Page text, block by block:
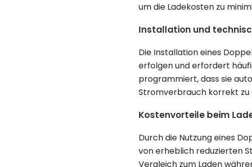
um die Ladekosten zu
Installation und
Die Installation eines
erfolgen und erfordert
programmiert, dass sie
Stromverbrauch korrekt
Kostenvorteile beim
Durch die Nutzung eines
von erheblich reduzierten
Vergleich zum Laden